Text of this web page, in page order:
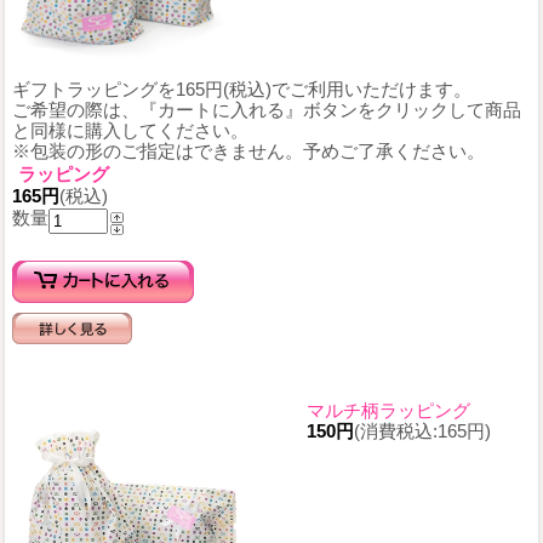
ギフトラッピングを165円(税込)でご利用いただけます。
ご希望の際は、『カートに入れる』ボタンをクリックして商品
と同様に購入してください。
※包装の形のご指定はできません。予めご了承ください。
ラッピング
165円(税込)
数量
マルチ柄ラッピング
150円(消費税込:165円)